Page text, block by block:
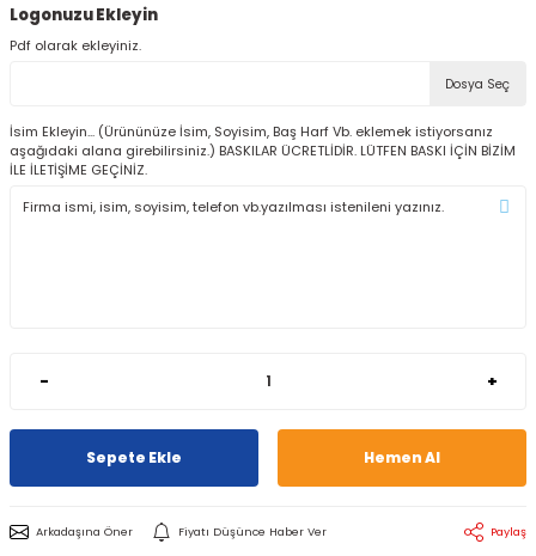
Logonuzu Ekleyin
Pdf olarak ekleyiniz.
Dosya Seç
İsim Ekleyin... (Ürününüze İsim, Soyisim, Baş Harf Vb. eklemek istiyorsanız
aşağıdaki alana girebilirsiniz.) BASKILAR ÜCRETLİDİR. LÜTFEN BASKI İÇİN BİZİM
İLE İLETİŞİME GEÇİNİZ.
- +
Sepete Ekle Hemen Al
Arkadaşına Öner Fiyatı Düşünce Haber Ver Paylaş